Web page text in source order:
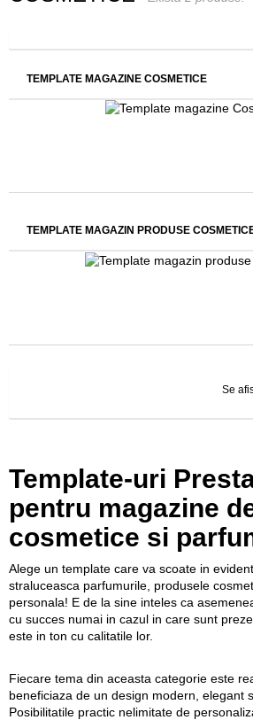
TEMPLATE MAGAZINE COSMETICE
TEMPLATE MAGAZIN PRODUSE
Se
Template-uri
pentru magazine
cosmetice si
Alege un template care va scoate in
straluceasca parfumurile, produsele
personala! E de la sine inteles ca
cu succes numai in cazul in care sunt
este in ton cu calitatile lor.
Fiecare tema din aceasta categorie este
beneficiaza de un design modern, elegant
Posibilitatile practic nelimitate de